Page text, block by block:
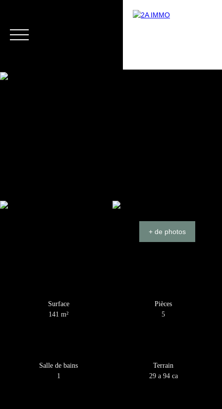
+ de photos
Surface
141m²
Pièces
5
Salle de bains
1
Terrain
29 a 94 ca